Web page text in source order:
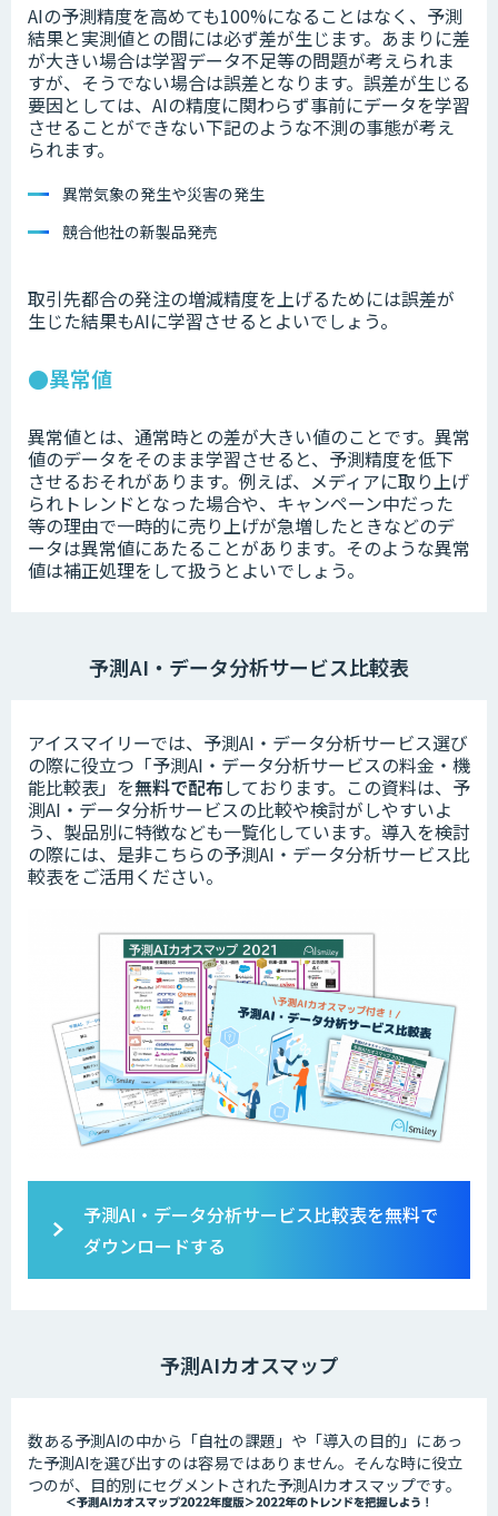
AIの予測精度を高めても100%になることはなく、予測
結果と実測値との間には必ず差が生じます。あまりに差
が大きい場合は学習データ不足等の問題が考えられま
すが、そうでない場合は誤差となります。誤差が生じる
要因としては、AIの精度に関わらず事前にデータを学習
させることができない下記のような不測の事態が考え
られます。
異常気象の発生や災害の発生
競合他社の新製品発売
取引先都合の発注の増減精度を上げるためには誤差が
生じた結果もAIに学習させるとよいでしょう。
●異常値
異常値とは、通常時との差が大きい値のことです。異常
値のデータをそのまま学習させると、予測精度を低下
させるおそれがあります。例えば、メディアに取り上げ
られトレンドとなった場合や、キャンペーン中だった
等の理由で一時的に売り上げが急増したときなどのデ
ータは異常値にあたることがあります。そのような異常
値は補正処理をして扱うとよいでしょう。
予測AI・データ分析サービス比較表
アイスマイリーでは、予測AI・データ分析サービス選び
の際に役立つ「予測AI・データ分析サービスの料金・機
能比較表」を無料で配布しております。この資料は、予
測AI・データ分析サービスの比較や検討がしやすいよ
う、製品別に特徴なども一覧化しています。導入を検討
の際には、是非こちらの予測AI・データ分析サービス比
較表をご活用ください。
予測AI・データ分析サービス比較表を無料で
ダウンロードする
予測AIカオスマップ
数ある予測AIの中から「自社の課題」や「導入の目的」にあっ
た予測AIを選び出すのは容易ではありません。そんな時に役立
つのが、目的別にセグメントされた予測AIカオスマップです。